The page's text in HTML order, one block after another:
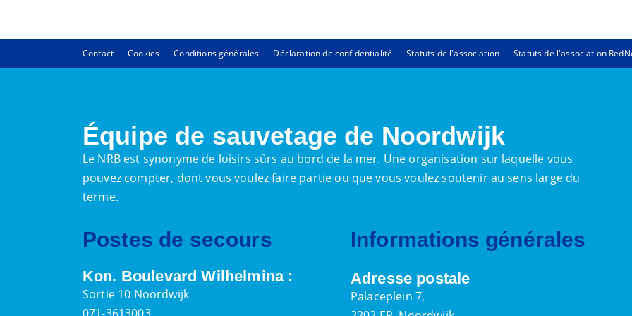
Contact Cookies Conditions générales Déclaration de confidentialité Statuts de l'association Statuts de l'association
Équipe de sauvetage de Noordwijk
Le NRB est synonyme de loisirs sûrs au bord de la mer. Une organisation sur laquelle vous
pouvez compter, dont vous voulez faire partie ou que vous voulez soutenir au sens large du
terme.
Postes de secours
Kon. Boulevard Wilhelmina :
Sortie 10 Noordwijk
Informations générales
Adresse postale
Palaceplein 7,